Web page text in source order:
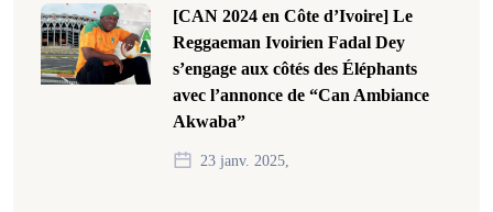
[CAN 2024 en Côte d’Ivoire] Le
Reggaeman Ivoirien Fadal Dey
s’engage aux côtés des Éléphants
avec l’annonce de “Can Ambiance
Akwaba”
23 janv. 2025,